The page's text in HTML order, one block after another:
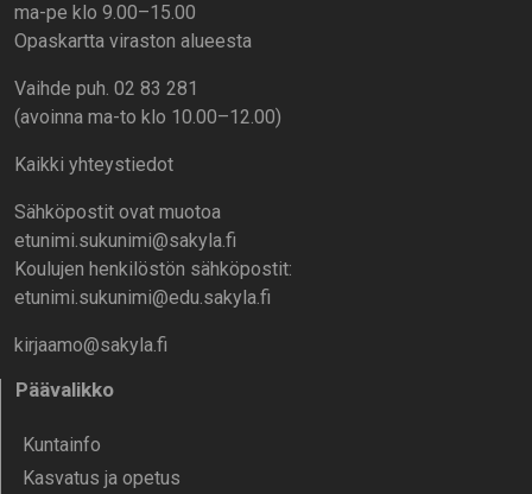
ma-pe klo 9.00–15.00
Opaskartta viraston alueesta
Vaihde puh. 02 83 281
(avoinna ma-to klo 10.00–12.00)
Kaikki yhteystiedot
Sähköpostit ovat muotoa
etunimi.sukunimi@sakyla.fi
Koulujen henkilöstön sähköpostit:
etunimi.sukunimi@edu.sakyla.fi
kirjaamo@sakyla.fi
Päävalikko
Kunta­info
Kasvatus ja opetus